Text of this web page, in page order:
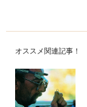
オススメ関連記事！